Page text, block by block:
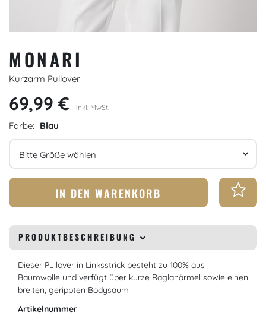
MONARI
Kurzarm Pullover
69,99 € inkl. MwSt.
Farbe: Blau
Größe
IN DEN WARENKORB
PRODUKTBESCHREIBUNG
Dieser Pullover in Linksstrick besteht zu 100% aus
Baumwolle und verfügt über kurze Raglanärmel sowie einen
breiten, gerippten Bodysaum
Artikelnummer